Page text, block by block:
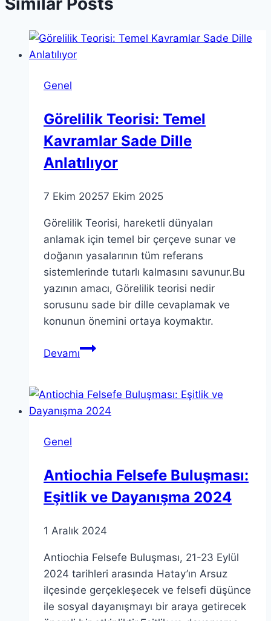
Genel
Görelilik Teorisi: Temel
Kavramlar Sade Dille
Anlatılıyor
7 Ekim 20257 Ekim 2025
Görelilik Teorisi, hareketli dünyaları
anlamak için temel bir çerçeve sunar ve
doğanın yasalarının tüm referans
sistemlerinde tutarlı kalmasını savunur.Bu
yazının amacı, Görelilik teorisi nedir
sorusunu sade bir dille cevaplamak ve
konunun önemini ortaya koymaktır.
DevamıGörelilik
Kavramlar
Sade
Genel
Antiochia Felsefe Buluşması:
Eşitlik ve Dayanışma 2024
1 Aralık 2024
Antiochia Felsefe Buluşması, 21-23 Eylül
2024 tarihleri arasında Hatay’ın Arsuz
ilçesinde gerçekleşecek ve felsefi düşünce
ile sosyal dayanışmayı bir araya getirecek